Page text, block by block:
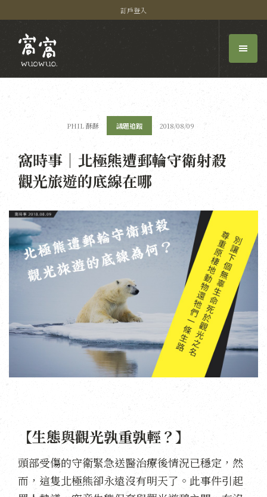
訂戶登入
PHIL 酥酥 議題追蹤 2018/08/09
窩時事｜北極熊遭郵輪守衛射殺
觀光旅遊的底線在哪
【生態與觀光孰重孰輕？】
頭部受傷的守衛緊急送醫治療後情況已穩定，然
而，這隻北極熊卻永遠沒有明天了。此事件引起